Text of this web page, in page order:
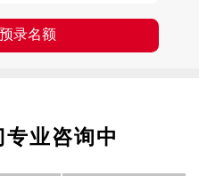
录名额
业咨询中